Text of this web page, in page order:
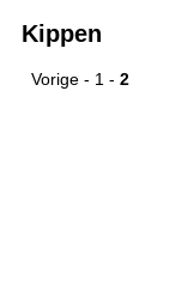
Kippen
Vorige - 1 - 2